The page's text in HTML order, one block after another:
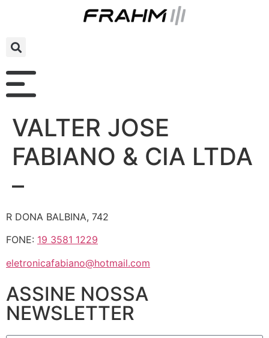
VALTER JOSE
FABIANO & CIA LTDA
–
R DONA BALBINA, 742
FONE: 19 3581 1229
eletronicafabiano@hotmail.com
ASSINE NOSSA
NEWSLETTER